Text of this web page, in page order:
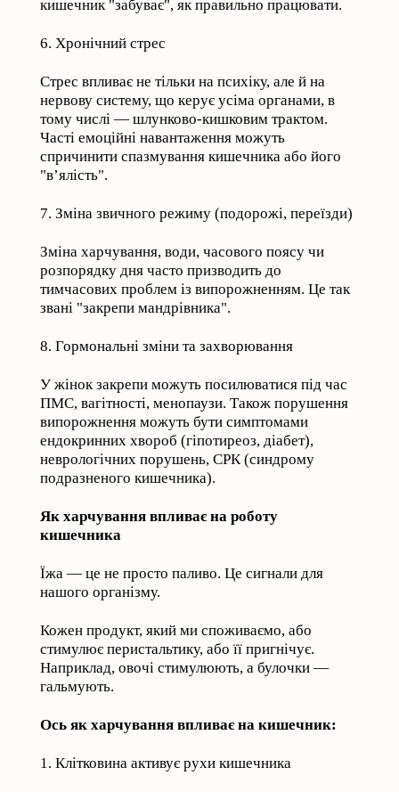
кишечник "забуває", як правильно працювати.
6. Хронічний стрес
Стрес впливає не тільки на психіку, але й на
нервову систему, що керує усіма органами, в
тому числі — шлунково-кишковим трактом.
Часті емоційні навантаження можуть
спричинити спазмування кишечника або його
"в’ялість".
7. Зміна звичного режиму (подорожі, переїзди)
Зміна харчування, води, часового поясу чи
розпорядку дня часто призводить до
тимчасових проблем із випорожненням. Це так
звані "закрепи мандрівника".
8. Гормональні зміни та захворювання
У жінок закрепи можуть посилюватися під час
ПМС, вагітності, менопаузи. Також порушення
випорожнення можуть бути симптомами
ендокринних хвороб (гіпотиреоз, діабет),
неврологічних порушень, СРК (синдрому
подразненого кишечника).
Як харчування впливає на роботу
кишечника
Їжа — це не просто паливо. Це сигнали для
нашого організму.
Кожен продукт, який ми споживаємо, або
стимулює перистальтику, або її пригнічує.
Наприклад, овочі стимулюють, а булочки —
гальмують.
Ось як харчування впливає на кишечник:
1. Клітковина активує рухи кишечника